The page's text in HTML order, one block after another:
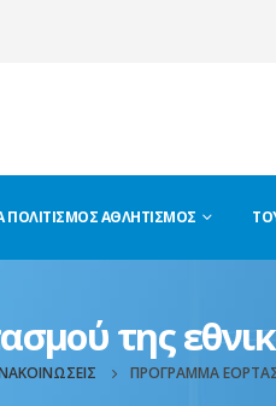
ΠΟΛΙΤΙΣΜΌΣ ΑΘΛΗΤΙΣΜΌΣ
της
ΠΡΌΓΡΑΜΜΑ